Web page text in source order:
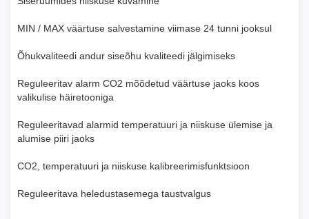
MIN / MAX väärtuse salvestamine viimase 24 tunni jooksul
Õhukvaliteedi andur siseõhu kvaliteedi jälgimiseks
Reguleeritav alarm CO2 mõõdetud väärtuse jaoks koos
valikulise häiretooniga
Reguleeritavad alarmid temperatuuri ja niiskuse ülemise ja
alumise piiri jaoks
CO2, temperatuuri ja niiskuse kalibreerimisfunktsioon
Reguleeritava heledustasemega taustvalgus